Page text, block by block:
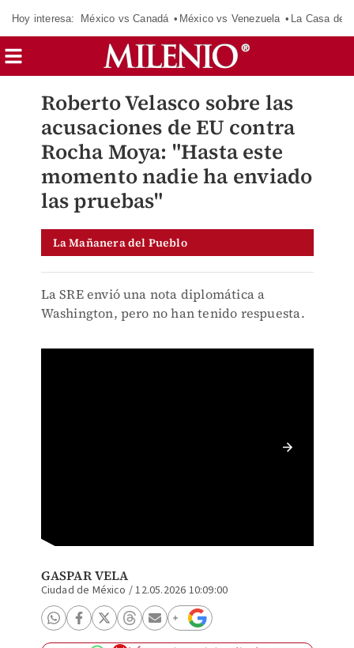
Hoy interesa: México vs Canadá México vs Venezuela La Casa de
Roberto Velasco sobre las
acusaciones de EU contra
Rocha Moya: "Hasta este
momento nadie ha enviado
las pruebas"
La Mañanera del Pueblo
La SRE envió una nota diplomática a
Washington, pero no han tenido respuesta.
GASPAR VELA
Ciudad de México /12.05.2026 10:09:00